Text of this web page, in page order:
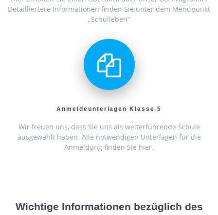
Detailliertere Informationen finden Sie unter dem Menüpunkt
„Schulleben“
Anmeldeunterlagen Klasse 5
Wir freuen uns, dass Sie uns als weiterführende Schule
ausgewählt haben. Alle notwendigen Unterlagen für die
Anmeldung finden Sie hier.
Wichtige Informationen bezüglich des